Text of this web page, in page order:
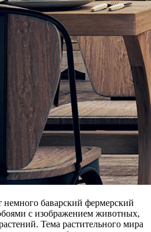
баварский фермерский
с изображением животных,
Тема растительного мира